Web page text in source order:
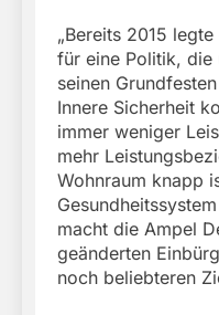
„Bereits 2015
für eine Politik, die
seinen
Innere Sicherheit
immer weniger
mehr
Wohnraum knapp
macht die Ampel
geänderten
noch beliebteren